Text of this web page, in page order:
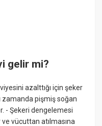
gelir mi?
azalttığı için şeker
zamanda pişmiş soğan
- Şekeri dengelemesi
vücuttan atılmasına